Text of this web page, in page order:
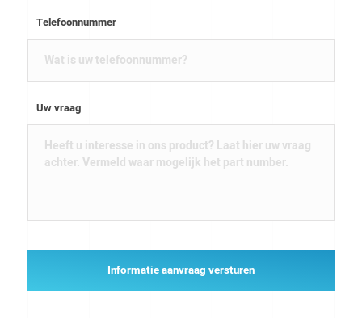
Telefoonnummer
Uw vraag
Informatie aanvraag versturen